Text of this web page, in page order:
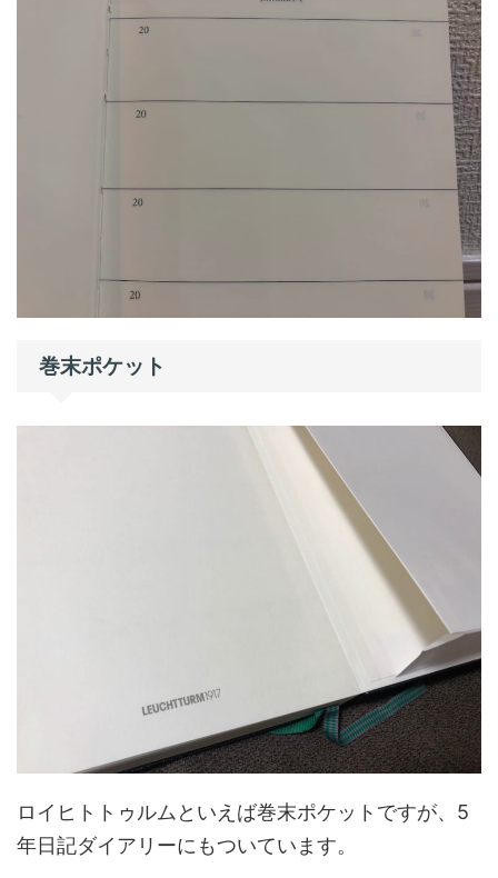
巻末ポケット
ロイヒトトゥルムといえば巻末ポケットですが、5
年日記ダイアリーにもついています。